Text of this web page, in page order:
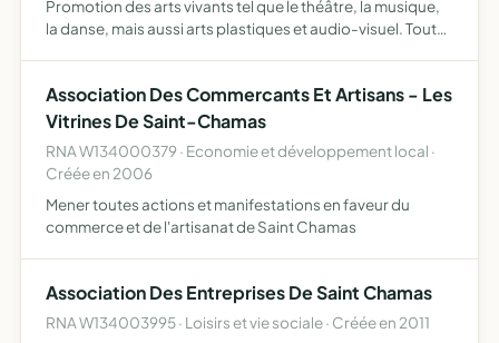
Promotion des arts vivants tel que le théâtre, la musique,
la danse, mais aussi arts plastiques et audio-visuel. Tout
Association Des Commercants Et Artisans - Les
Vitrines De Saint-Chamas
RNA W134000379 · Economie et développement local ·
Créée en 2006
Mener toutes actions et manifestations en faveur du
commerce et de l'artisanat de Saint Chamas
Association Des Entreprises De Saint Chamas
RNA W134003995 · Loisirs et vie sociale · Créée en 2011